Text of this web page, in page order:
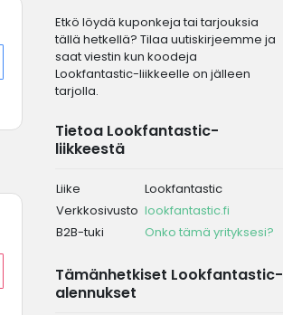
Etkö löydä kuponkeja tai tarjouksia
tällä hetkellä? Tilaa uutiskirjeemme ja
saat viestin kun koodeja
Lookfantastic-liikkeelle on jälleen
tarjolla.
Tietoa Lookfantastic-
liikkeestä
Liike
Lookfantastic
Verkkosivusto lookfantastic.fi
B2B-tuki
Onko tämä yrityksesi?
Tämänhetkiset Lookfantastic-
alennukset